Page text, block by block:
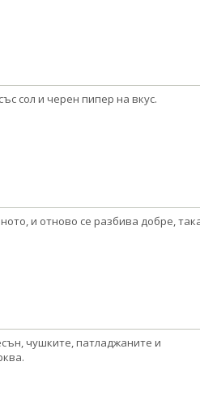
сол и черен пипер на вкус.
и отново се разбива добре,
чушките, патладжаните и